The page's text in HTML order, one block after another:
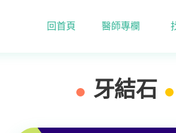
回首頁 醫師專欄
牙結石